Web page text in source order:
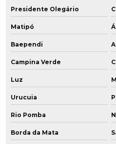
Presidente Olegário
Matipó
Baependi
Campina Verde
Luz
Urucuia
Rio Pomba
Borda da Mata